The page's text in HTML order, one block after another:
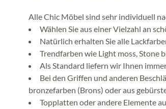
Alle Chic Möbel sind sehr individuell
Wählen Sie aus einer Vielzahl an
Natürlich erhalten Sie alle
Trendfarben wie Light moss, Stone
Als Standard liefern wir Ihnen
Bei den Griffen und anderen
bronzefarben (Brons) oder aus
Topplatten oder andere Elemente